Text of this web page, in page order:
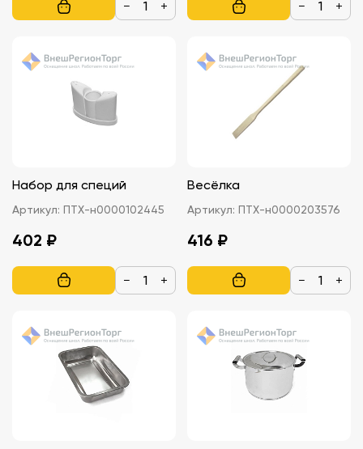
− + − +
Набор для специй
Артикул: ПТХ-н0000102445
402 ₽
− +
Весёлка
Артикул: ПТХ-н0000203576
416 ₽
− +